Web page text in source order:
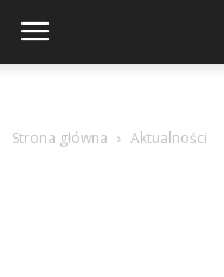
Strona główna Aktualności